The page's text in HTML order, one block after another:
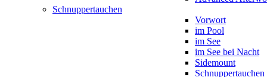
Schnuppertauchen
Vorwort
im Pool
im See
im See bei Nacht
Sidemount